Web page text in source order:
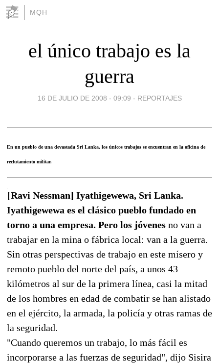
MQH
el único trabajo es la
guerra
16 DE JULIO DE 2008 - 09:09 - REPORTAJES
En un pueblo de una devastada Sri Lanka, los únicos trabajos se encuentran en la oficina de
reclutamiento militar.
[Ravi Nessman] Iyathigewewa, Sri Lanka.
Iyathigewewa es el clásico pueblo fundado en
torno a una empresa. Pero los jóvenes no van a
trabajar en la mina o fábrica local: van a la guerra.
Sin otras perspectivas de trabajo en este mísero y
remoto pueblo del norte del país, a unos 43
kilómetros al sur de la primera línea, casi la mitad
de los hombres en edad de combatir se han alistado
en el ejército, la armada, la policía y otras ramas de
la seguridad.
"Cuando queremos un trabajo, lo más fácil es
incorporarse a las fuerzas de seguridad", dijo Sisira